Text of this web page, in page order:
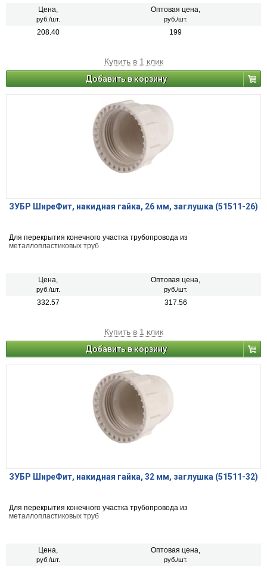
Цена,
руб./шт.
Оптовая цена,
руб./шт.
208.40 199
Купить в 1 клик
Добавить в корзину
ЗУБР ШиреФит, накидная гайка, 26 мм, заглушка (51511-26)
Для перекрытия конечного участка трубопровода из
металлопластиковых труб
Цена,
руб./шт.
Оптовая цена,
руб./шт.
332.57 317.56
Купить в 1 клик
Добавить в корзину
ЗУБР ШиреФит, накидная гайка, 32 мм, заглушка (51511-32)
Для перекрытия конечного участка трубопровода из
металлопластиковых труб
Цена,
руб./шт.
Оптовая цена,
руб./шт.